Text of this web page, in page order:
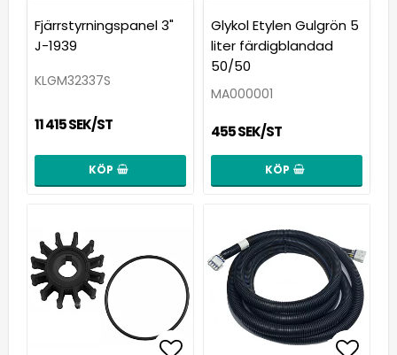
Lägg till i
Lägg till i
Fjärrstyrningspanel 3"
J-1939
KLGM32337S
11 415 SEK/ST
KÖP
Glykol Etylen Gulgrön 5
liter färdigblandad
50/50
MA000001
455 SEK/ST
KÖP